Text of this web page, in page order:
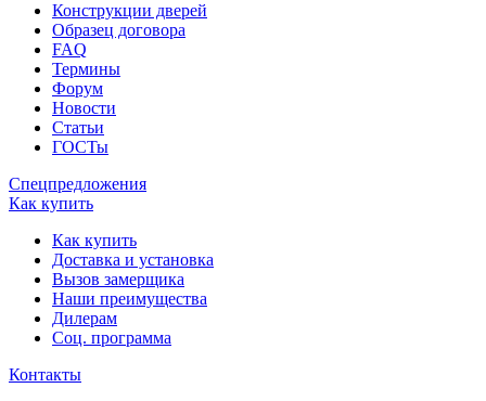
Конструкции дверей
Образец договора
FAQ
Термины
Форум
Новости
Статьи
ГОСТы
Спецпредложения
Как купить
Как купить
Доставка и установка
Вызов замерщика
Наши преимущества
Дилерам
Соц. программа
Контакты